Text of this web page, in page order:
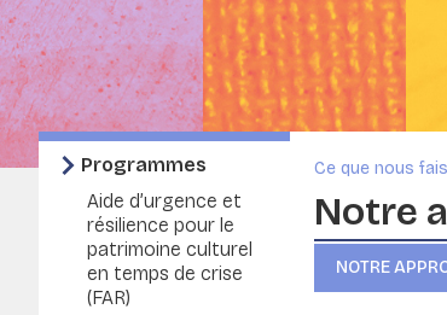
Programmes
Aide d’urgence et
résilience pour le
patrimoine culturel
en temps de crise
(FAR)
Ce que nous
Notre
NOTRE